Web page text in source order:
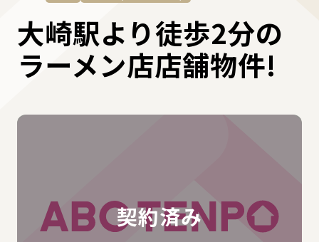
大崎駅より徒歩2分の
ラーメン店店舗物件!